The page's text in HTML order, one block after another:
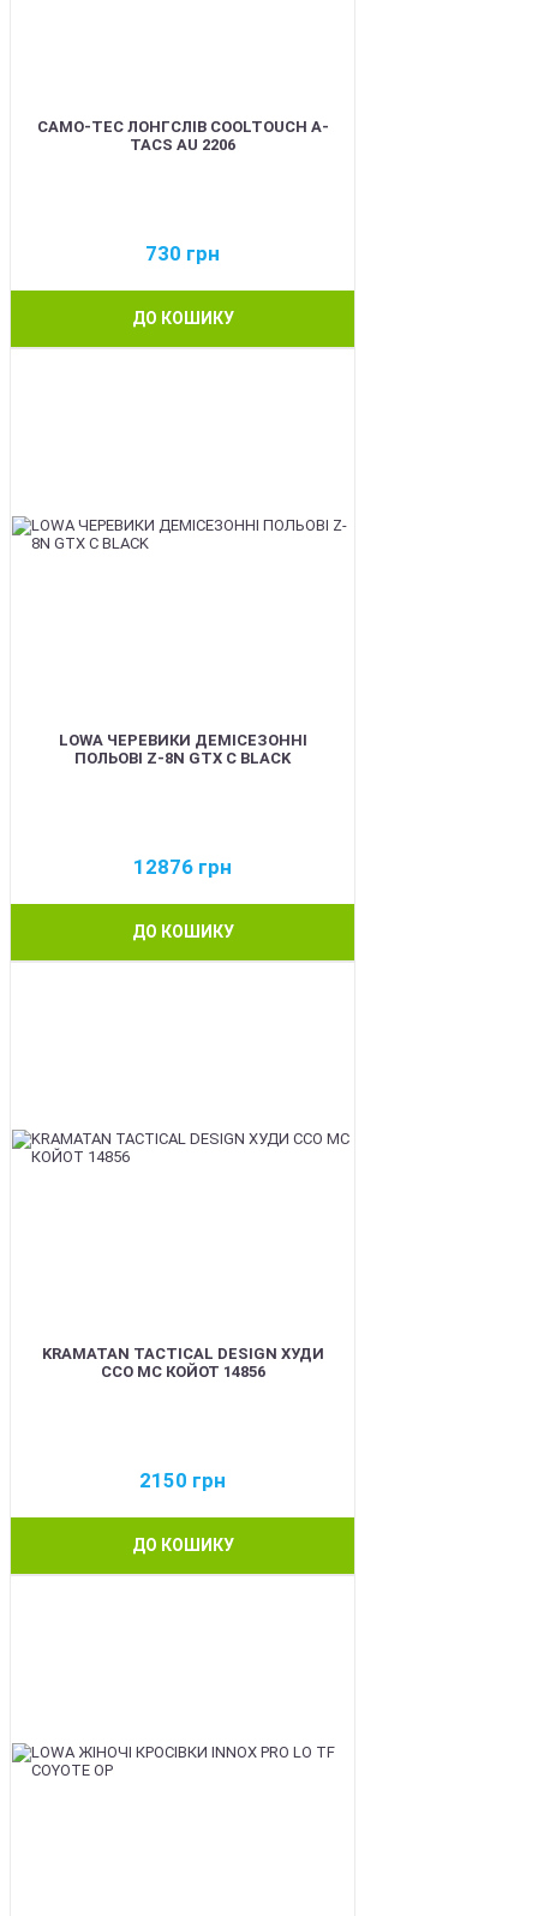
CAMO-TEC ЛОНГСЛІВ COOLTOUCH A-
TACS AU 2206
730 грн
ДО КОШИКУ
LOWA ЧЕРЕВИКИ ДЕМІСЕЗОННІ
ПОЛЬОВІ Z-8N GTX C BLACK
12876 грн
ДО КОШИКУ
KRAMATAN TACTICAL DESIGN ХУДИ
ССО МС КОЙОТ 14856
2150 грн
ДО КОШИКУ